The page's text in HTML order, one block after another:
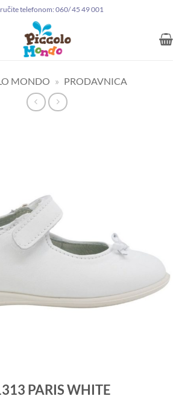
telefonom: 060/ 45 49 001
MONDO » PRODAVNICA
PARIS WHITE